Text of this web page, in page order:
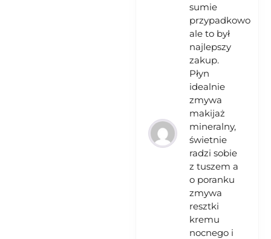
sumie
przypadkowo
ale to był
najlepszy
zakup.
Płyn
idealnie
zmywa
makijaż
mineralny,
świetnie
radzi sobie
z tuszem a
o poranku
zmywa
resztki
kremu
nocnego i